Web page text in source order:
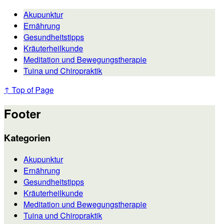
Akupunktur
Ernährung
Gesundheitstipps
Kräuterheilkunde
Meditation und Bewegungstherapie
Tuina und Chiropraktik
↑ Top of Page
Footer
Kategorien
Akupunktur
Ernährung
Gesundheitstipps
Kräuterheilkunde
Meditation und Bewegungstherapie
Tuina und Chiropraktik